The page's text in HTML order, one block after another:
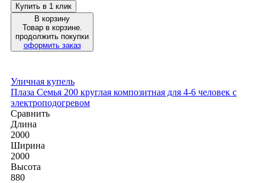
Купить в 1 клик
В корзину
Товар в корзине.
продолжить покупки
оформить заказ
Уличная купель
Плаза Семья 200 круглая композитная для 4-6 человек с
электроподогревом
Сравнить
Длина
2000
Ширина
2000
Высота
880